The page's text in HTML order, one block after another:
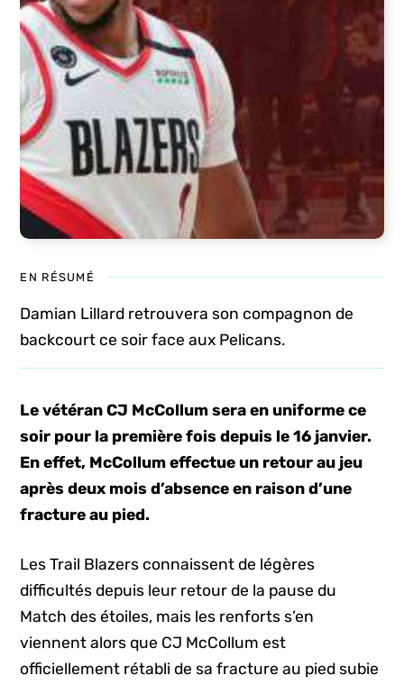
EN RÉSUMÉ
Damian Lillard retrouvera son compagnon de
backcourt ce soir face aux Pelicans.
Le vétéran CJ McCollum sera en uniforme ce
soir pour la première fois depuis le 16 janvier.
En effet, McCollum effectue un retour au jeu
après deux mois d’absence en raison d’une
fracture au pied.
Les Trail Blazers connaissent de légères
difficultés depuis leur retour de la pause du
Match des étoiles, mais les renforts s’en
viennent alors que CJ McCollum est
officiellement rétabli de sa fracture au pied subie